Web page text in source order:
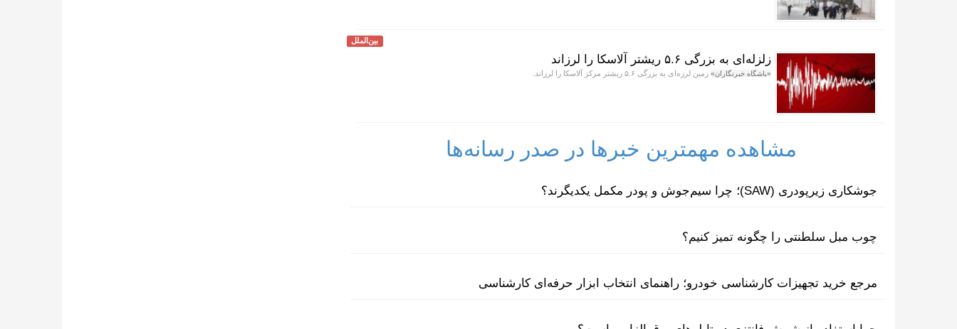
بین‌الملل
زلزله‌ای به بزرگی ۵.۶ ریشتر آلاسکا را لرزاند
«باشگاه خبرنگاران» زمین لرزه‌ای به بزرگی ۵.۶ ریشتر مرکز آلاسکا را لرزاند.
مشاهده مهمترین خبرها در صدر رسانه‌ها
جوشکاری زیرپودری (SAW)؛ چرا سیم‌جوش و پودر مکمل یکدیگرند؟
چوب مبل سلطنتی را چگونه تمیز کنیم؟
مرجع خرید تجهیزات کارشناسی خودرو؛ راهنمای انتخاب ابزار حرفه‌ای کارشناسی